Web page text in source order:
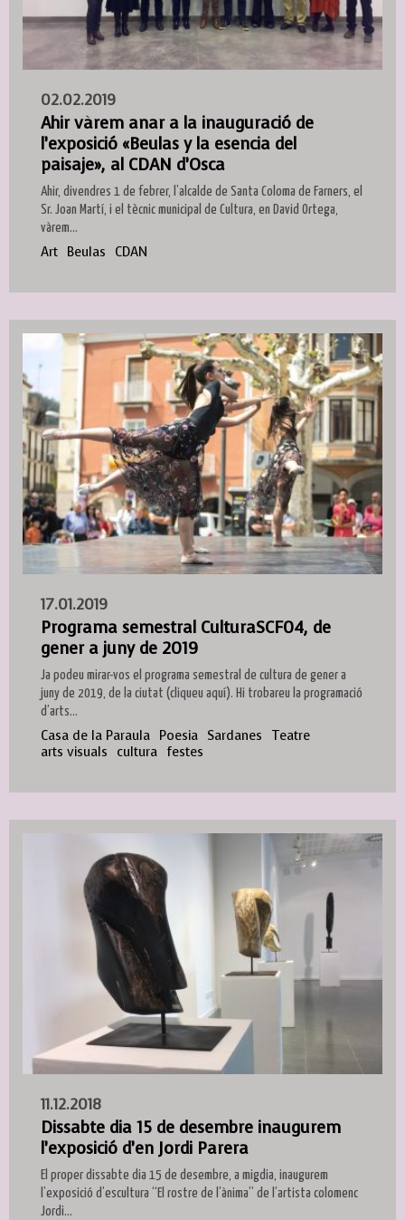
02.02.2019
Ahir vàrem anar a la inauguració de
l’exposició «Beulas y la esencia del
paisaje», al CDAN d’Osca
Ahir, divendres 1 de febrer, l’alcalde de Santa Coloma de Farners, el
Sr. Joan Martí, i el tècnic municipal de Cultura, en David Ortega,
vàrem...
Art Beulas CDAN
17.01.2019
Programa semestral CulturaSCF04, de
gener a juny de 2019
Ja podeu mirar-vos el programa semestral de cultura de gener a
juny de 2019, de la ciutat (cliqueu aquí). Hi trobareu la programació
d’arts...
Casa de la Paraula Poesia Sardanes
Teatre
arts visuals
cultura festes
11.12.2018
Dissabte dia 15 de desembre inaugurem
l’exposició d’en Jordi Parera
El proper dissabte dia 15 de desembre, a migdia, inaugurem
l’exposició d’escultura “El rostre de l’ànima” de l’artista colomenc
Jordi...